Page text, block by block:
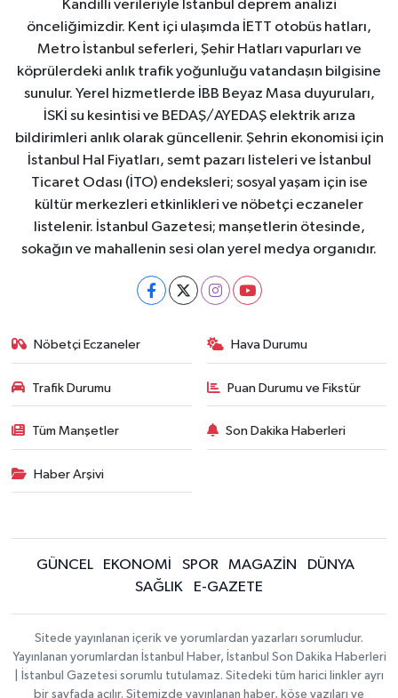
Kandilli verileriyle İstanbul deprem analizi
önceliğimizdir. Kent içi ulaşımda İETT otobüs hatları,
Metro İstanbul seferleri, Şehir Hatları vapurları ve
köprülerdeki anlık trafik yoğunluğu vatandaşın bilgisine
sunulur. Yerel hizmetlerde İBB Beyaz Masa duyuruları,
İSKİ su kesintisi ve BEDAŞ/AYEDAŞ elektrik arıza
bildirimleri anlık olarak güncellenir. Şehrin ekonomisi için
İstanbul Hal Fiyatları, semt pazarı listeleri ve İstanbul
Ticaret Odası (İTO) endeksleri; sosyal yaşam için ise
kültür merkezleri etkinlikleri ve nöbetçi eczaneler
listelenir. İstanbul Gazetesi; manşetlerin ötesinde,
sokağın ve mahallenin sesi olan yerel medya organıdır.
Nöbetçi Eczaneler Hava Durumu
Trafik Durumu Puan Durumu ve Fikstür
Tüm Manşetler Son Dakika Haberleri
Haber Arşivi
GÜNCEL EKONOMİ SPOR MAGAZİN
DÜNYA
SAĞLIK
E-GAZETE
Sitede yayınlanan içerik ve yorumlardan yazarları sorumludur.
Yayınlanan yorumlardan İstanbul Haber, İstanbul Son Dakika Haberleri
| İstanbul Gazetesi sorumlu tutulamaz. Sitedeki tüm harici linkler ayrı
bir sayfada açılır. Sitemizde yayınlanan haber, köşe yazıları ve